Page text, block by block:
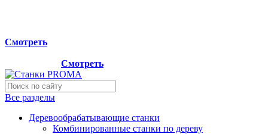
Смотреть
Смотреть
Все разделы
Деревообрабатывающие станки
Комбинированные станки по дереву